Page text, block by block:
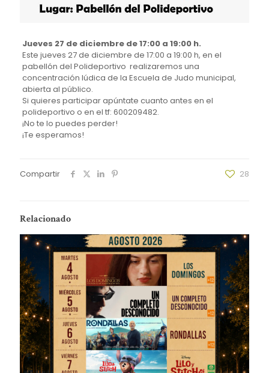
Jueves 27 de diciembre de 17:00 a 19:00 h.
Este jueves 27 de diciembre de 17:00 a 19:00 h, en el
pabellón del Polideportivo realizaremos una
concentración lúdica de la Escuela de Judo municipal,
abierta al público.
Si quieres participar apúntate cuanto antes en el
polideportivo o en el tf: 600209482.
¡No te lo puedes perder!
¡Te esperamos!
Compartir 28
Relacionado